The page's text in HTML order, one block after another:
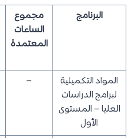
البرنامج
مجموع
الساعات
المعتمدة
​المواد التكميلية
لبرامج الدراسات
العليا – المستوى
الأول
–